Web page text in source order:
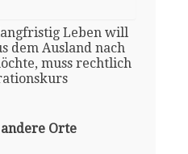
Leben will
dem Ausland nach
muss rechtlich
Orte